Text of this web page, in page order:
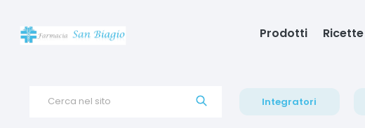
Prodotti Ricette
Cerca nel sito Integratori